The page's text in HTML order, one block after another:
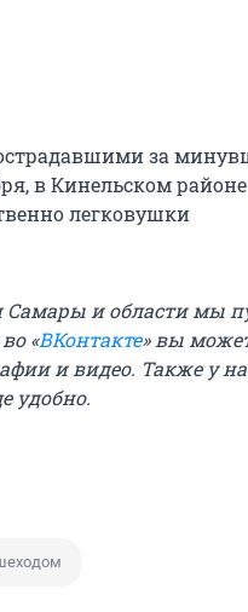
за
в Кинельском районе
легковушки
и области мы
«ВКонтакте» вы
и видео. Также у
удобно.